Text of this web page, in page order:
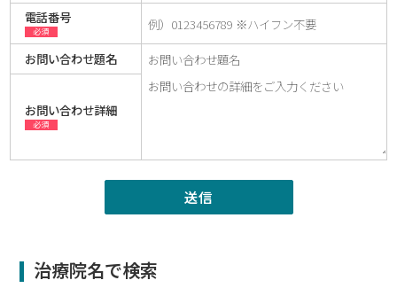
電話番号
必須
お問い合わせ題名
お問い合わせ詳細
必須
治療院名で検索